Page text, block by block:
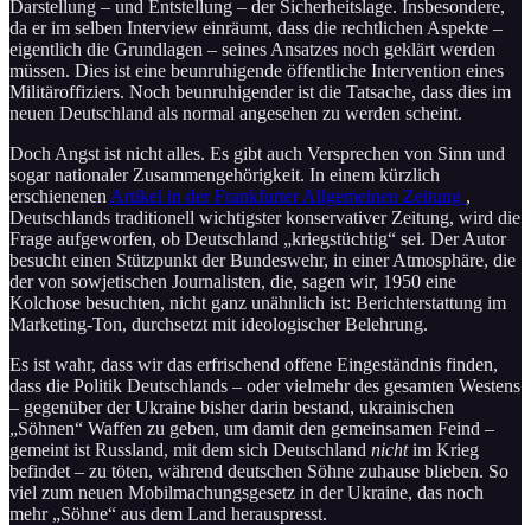
Darstellung – und Entstellung – der Sicherheitslage. Insbesondere,
da er im selben Interview einräumt, dass die rechtlichen Aspekte –
eigentlich die Grundlagen – seines Ansatzes noch geklärt werden
müssen. Dies ist eine beunruhigende öffentliche Intervention eines
Militäroffiziers. Noch beunruhigender ist die Tatsache, dass dies im
neuen Deutschland als normal angesehen zu werden scheint.
Doch Angst ist nicht alles. Es gibt auch Versprechen von Sinn und
sogar nationaler Zusammengehörigkeit. In einem kürzlich
erschienenen Artikel in der Frankfurter Allgemeinen Zeitung ,
Deutschlands traditionell wichtigster konservativer Zeitung, wird die
Frage aufgeworfen, ob Deutschland „kriegstüchtig“ sei. Der Autor
besucht einen Stützpunkt der Bundeswehr, in einer Atmosphäre, die
der von sowjetischen Journalisten, die, sagen wir, 1950 eine
Kolchose besuchten, nicht ganz unähnlich ist: Berichterstattung im
Marketing-Ton, durchsetzt mit ideologischer Belehrung.
Es ist wahr, dass wir das erfrischend offene Eingeständnis finden,
dass die Politik Deutschlands – oder vielmehr des gesamten Westens
– gegenüber der Ukraine bisher darin bestand, ukrainischen
„Söhnen“ Waffen zu geben, um damit den gemeinsamen Feind –
gemeint ist Russland, mit dem sich Deutschland nichtim Krieg
befindet – zu töten, während deutschen Söhne zuhause blieben. So
viel zum neuen Mobilmachungsgesetz in der Ukraine, das noch
mehr „Söhne“ aus dem Land herauspresst.